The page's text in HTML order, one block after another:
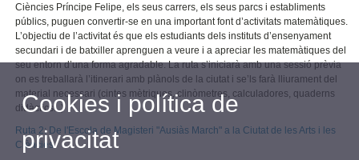
Ciències Príncipe Felipe, els seus carrers, els seus parcs i establiments
públics, puguen convertir-se en una important font d’activitats matemàtiques.
L’objectiu de l’activitat és que els estudiants dels instituts d’ensenyament
secundari i de batxiller aprenguen a veure i a apreciar les matemàtiques del
seu entorn d’una forma agradable. La ruta s’iniciarà amb una sessió prèvia
on es treballarà l’itinerari amb plànols de la ciutat i se’ls farà lliurament del
material necessari (cintes mètriques, clinòmetres, calculadores, quaderns
didàctics...)
Ruta 2: De l'Escola de Magisteri "Ausiàs March" a la Ciutat de les Arts i les
Ciències
Cookies i política de
privacitat